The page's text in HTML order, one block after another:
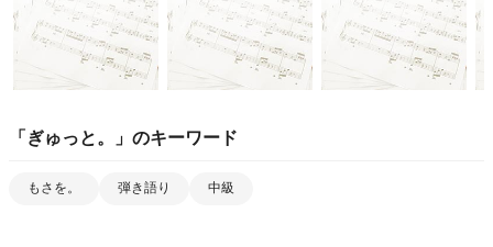
「 ぎゅっと。 」のキーワード
もさを。 弾き語り 中級